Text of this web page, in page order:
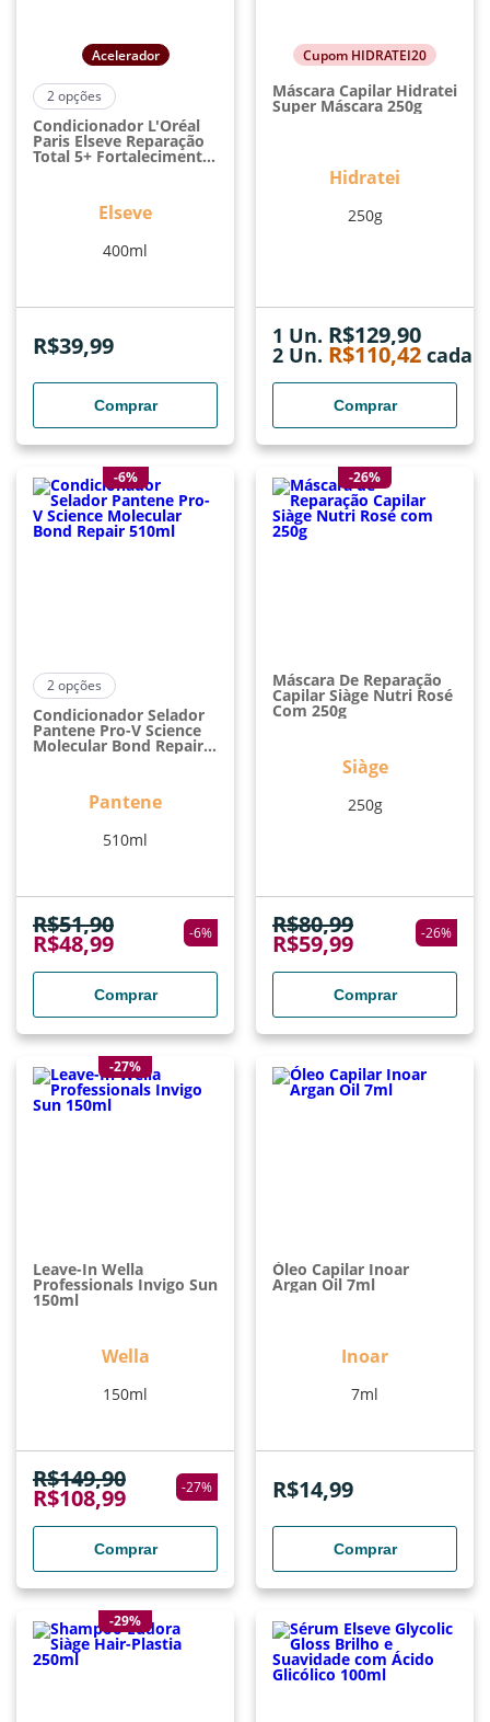
Acelerador
2opções
Condicionador L'Oréal
Paris Elseve Reparação
Total 5+ Fortalecimento
Elseve
400ml
R$39,99
Comprar
Cupom HIDRATEI20
Máscara Capilar Hidratei
Super Máscara 250g
Hidratei
250g
1 Un. R$129,90
2 Un. R$110,42 cada
Comprar
-6%
2opções
Condicionador Selador
Pantene Pro-V Science
Molecular Bond Repair
Pantene
510ml
R$51,90
R$48,99 -6%
Comprar
-26%
Máscara De Reparação
Capilar Siàge Nutri Rosé
Com 250g
Siàge
250g
R$80,99
R$59,99 -26%
Comprar
-27%
Leave-In Wella
Professionals Invigo Sun
150ml
Wella
150ml
R$149,90
R$108,99 -27%
Comprar
Óleo Capilar Inoar
Argan Oil 7ml
Inoar
7ml
R$14,99
Comprar
-29%